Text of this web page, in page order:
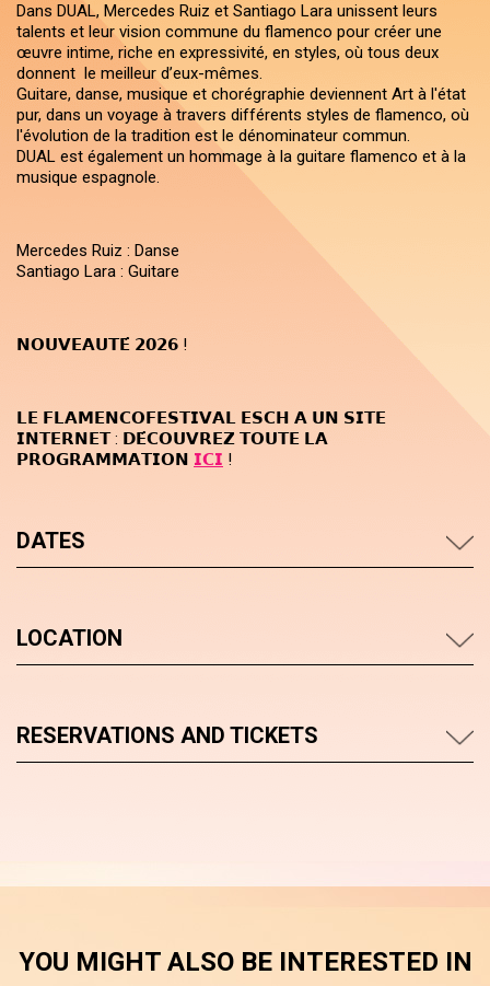
Dans DUAL, Mercedes Ruiz et Santiago Lara unissent leurs
talents et leur vision commune du flamenco pour créer une
œuvre intime, riche en expressivité, en styles, où tous deux
donnent le meilleur d’eux-mêmes.
Guitare, danse, musique et chorégraphie deviennent Art à l'état
pur, dans un voyage à travers différents styles de flamenco, où
l'évolution de la tradition est le dénominateur commun.
DUAL est également un hommage à la guitare flamenco et à la
musique espagnole.
Mercedes Ruiz : Danse
Santiago Lara : Guitare
𝗡𝗢𝗨𝗩𝗘𝗔𝗨𝗧𝗘́ 𝟮𝟬𝟮𝟲 !
𝗟𝗘 𝗙𝗟𝗔𝗠𝗘𝗡𝗖𝗢𝗙𝗘𝗦𝗧𝗜𝗩𝗔𝗟 𝗘𝗦𝗖𝗛 𝗔 𝗨𝗡 𝗦𝗜𝗧𝗘
𝗜𝗡𝗧𝗘𝗥𝗡𝗘𝗧 : 𝗗𝗘́𝗖𝗢𝗨𝗩𝗥𝗘𝗭 𝗧𝗢𝗨𝗧𝗘 𝗟𝗔
𝗣𝗥𝗢𝗚𝗥𝗔𝗠𝗠𝗔𝗧𝗜𝗢𝗡 𝗜𝗖𝗜 !
DATES
LOCATION
RESERVATIONS AND TICKETS
YOU MIGHT ALSO BE INTERESTED IN